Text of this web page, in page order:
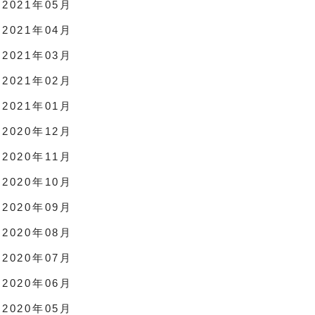
2021年05月
2021年04月
2021年03月
2021年02月
2021年01月
2020年12月
2020年11月
2020年10月
2020年09月
2020年08月
2020年07月
2020年06月
2020年05月